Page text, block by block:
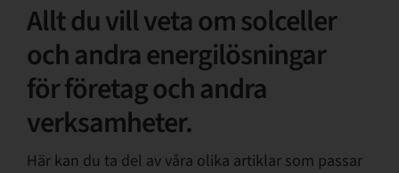
Allt du vill veta om solceller
och andra energilösningar
för företag och andra
verksamheter.
Här kan du ta del av våra olika artiklar som passar